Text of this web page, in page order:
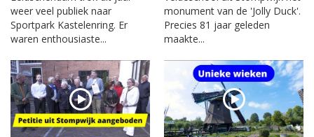
weer veel publiek naar
Sportpark Kastelenring. Er
waren enthousiaste...
monument van de 'Jolly Duck'.
Precies 81 jaar geleden
maakte...